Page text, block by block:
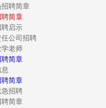
招聘简章
简章
聘启示
任公司招聘
老师
简章
息
简章
急招聘
聘简章